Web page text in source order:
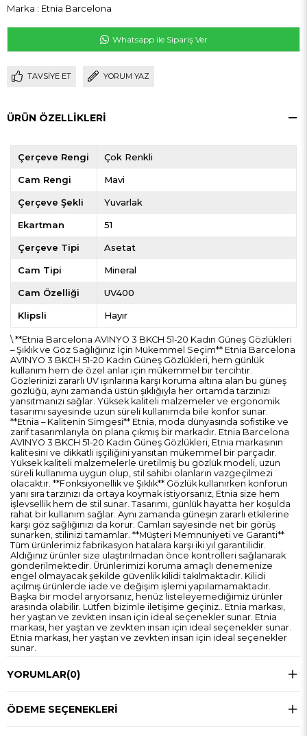
Marka : Etnia Barcelona
Whatsapp ile Sipariş Ver
TAVSIYE ET YORUM YAZ
ÜRÜN ÖZELLIKLERI
Çerçeve Rengi Çok Renkli
Cam Rengi Mavi
Çerçeve Şekli Yuvarlak
Ekartman 51
Çerçeve Tipi Asetat
Cam Tipi Mineral
Cam Özelliği UV400
Klipsli Hayır
\ **Etnia Barcelona AVINYO 3 BKCH 51-20 Kadın Güneş Gözlükleri
– Şıklık ve Göz Sağlığınız İçin Mükemmel Seçim** Etnia Barcelona
AVINYO 3 BKCH 51-20 Kadın Güneş Gözlükleri, hem günlük
kullanım hem de özel anlar için mükemmel bir tercihtir.
Gözlerinizi zararlı UV ışınlarına karşı koruma altına alan bu güneş
gözlüğü, aynı zamanda üstün şıklığıyla her ortamda tarzınızı
yansıtmanızı sağlar. Yüksek kaliteli malzemeler ve ergonomik
tasarımı sayesinde uzun süreli kullanımda bile konfor sunar.
**Etnia – Kalitenin Simgesi** Etnia, moda dünyasında sofistike ve
zarif tasarımlarıyla ön plana çıkmış bir markadır. Etnia Barcelona
AVINYO 3 BKCH 51-20 Kadın Güneş Gözlükleri, Etnia markasının
kalitesini ve dikkatli işçiliğini yansıtan mükemmel bir parçadır.
Yüksek kaliteli malzemelerle üretilmiş bu gözlük modeli, uzun
süreli kullanıma uygun olup, stil sahibi olanların vazgeçilmezi
olacaktır. **Fonksiyonellik ve Şıklık** Gözlük kullanırken konforun
yanı sıra tarzınızı da ortaya koymak istiyorsanız, Etnia size hem
işlevsellik hem de stil sunar. Tasarımı, günlük hayatta her koşulda
rahat bir kullanım sağlar. Aynı zamanda güneşin zararlı etkilerine
karşı göz sağlığınızı da korur. Camları sayesinde net bir görüş
sunarken, stilinizi tamamlar. **Müşteri Memnuniyeti ve Garanti**
Tüm ürünlerimiz fabrikasyon hatalara karşı iki yıl garantilidir.
Aldığınız ürünler size ulaştırılmadan önce kontrolleri sağlanarak
gönderilmektedir. Ürünlerimizi koruma amaçlı denemenize
engel olmayacak şekilde güvenlik kilidi takılmaktadır. Kilidi
açılmış ürünlerde iade ve değişim işlemi yapılamamaktadır.
Başka bir model arıyorsanız, henüz listeleyemediğimiz ürünler
arasında olabilir. Lütfen bizimle iletişime geçiniz.. Etnia markası,
her yaştan ve zevkten insan için ideal seçenekler sunar. Etnia
markası, her yaştan ve zevkten insan için ideal seçenekler sunar.
Etnia markası, her yaştan ve zevkten insan için ideal seçenekler
sunar.
YORUMLAR(0)
ÖDEME SEÇENEKLERI